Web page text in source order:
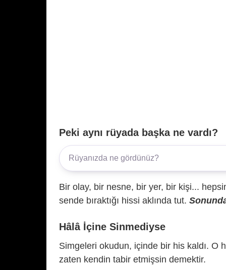
Peki aynı rüyada başka ne vardı?
Bir olay, bir nesne, bir yer, bir kişi...
sende bıraktığı hissi aklında tut.
Hâlâ İçine Sinmediyse
Simgeleri okudun, içinde bir his kaldı. O
zaten kendin tabir etmişsin demektir.